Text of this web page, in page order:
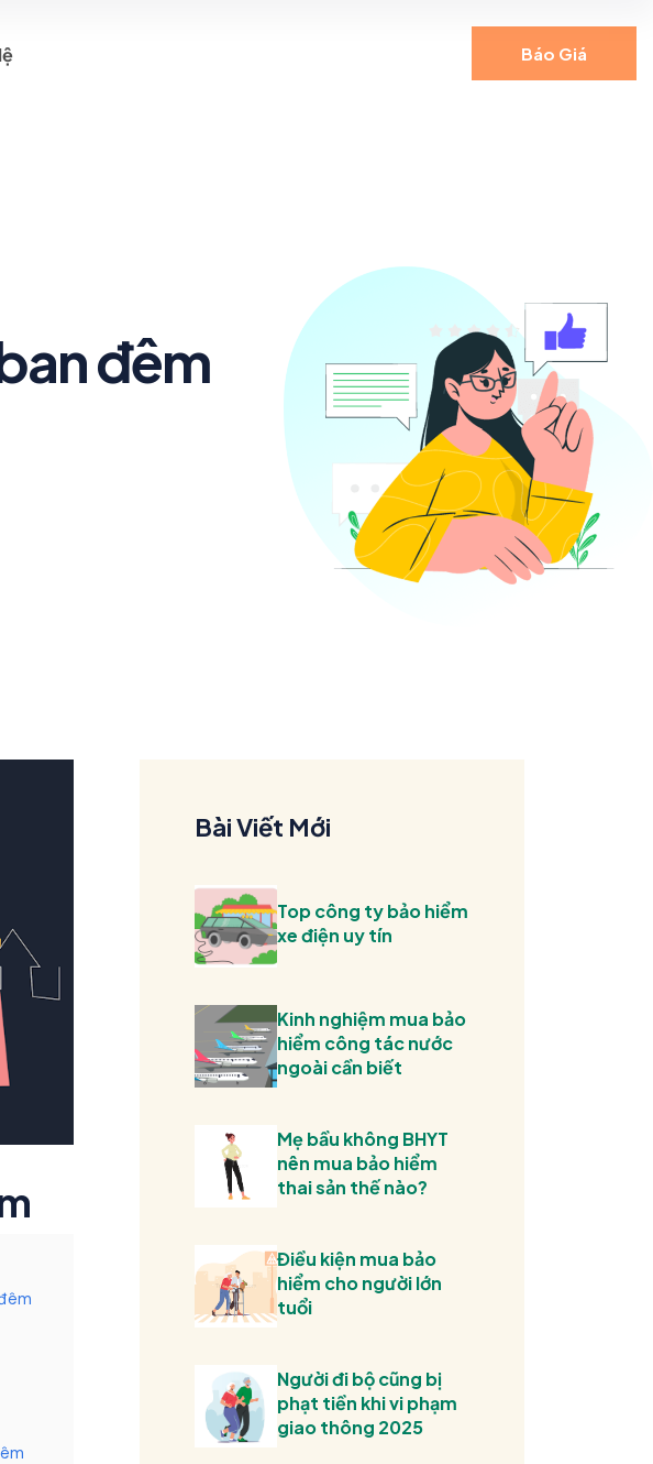
Báo Giá
đêm
Bài Viết Mới
Top công ty bảo hiểm
xe điện uy tín
Kinh nghiệm mua bảo
hiểm công tác nước
ngoài cần biết
Mẹ bầu không BHYT
nên mua bảo hiểm
thai sản thế nào?
Điều kiện mua bảo
hiểm cho người lớn
tuổi
Người đi bộ cũng bị
phạt tiền khi vi phạm
giao thông 2025